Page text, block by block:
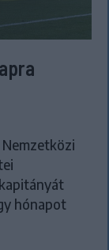
hónapot